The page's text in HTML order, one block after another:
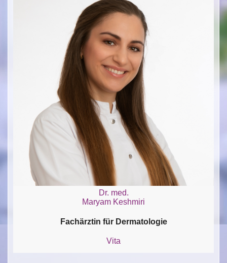
Dr. med.
Maryam Keshmiri
Fachärztin für Dermatologie
Vita